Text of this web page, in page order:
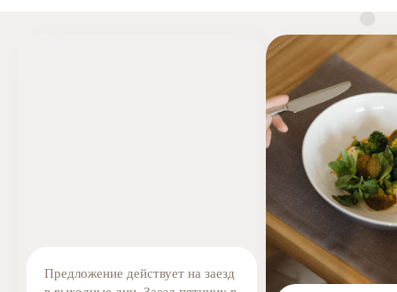
Предложение действует на заезд